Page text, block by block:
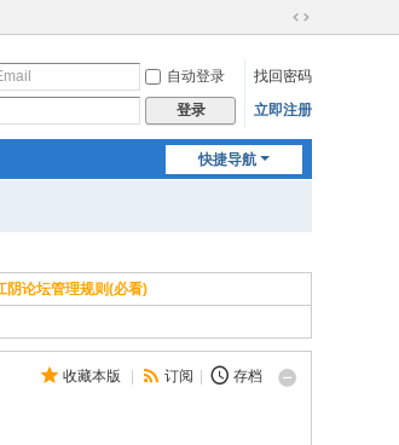
切
到
宽
自动登录
找回密码
登录 立即注册
快捷导航
阴论坛管理规则(必看)
收藏本版 订阅 存档